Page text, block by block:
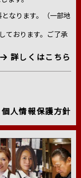
なります。（一部地
ております。ご了承
詳しくはこちら
個人情報保護方針